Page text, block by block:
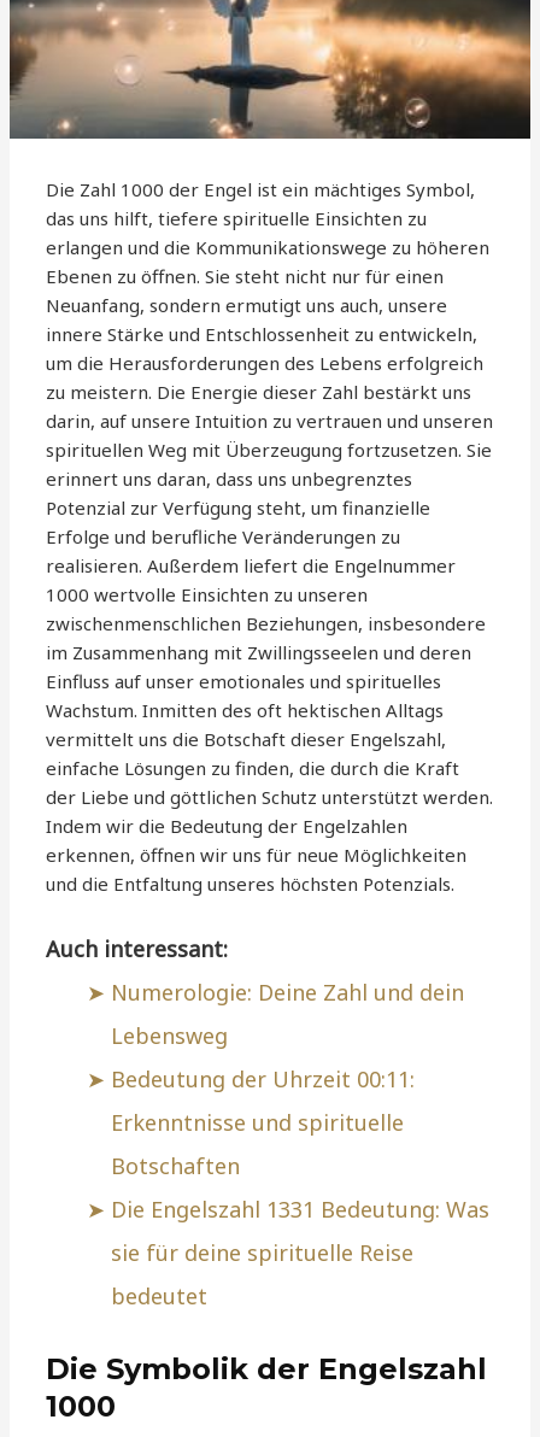
Die Zahl 1000 der Engel ist ein mächtiges Symbol,
das uns hilft, tiefere spirituelle Einsichten zu
erlangen und die Kommunikationswege zu höheren
Ebenen zu öffnen. Sie steht nicht nur für einen
Neuanfang, sondern ermutigt uns auch, unsere
innere Stärke und Entschlossenheit zu entwickeln,
um die Herausforderungen des Lebens erfolgreich
zu meistern. Die Energie dieser Zahl bestärkt uns
darin, auf unsere Intuition zu vertrauen und unseren
spirituellen Weg mit Überzeugung fortzusetzen. Sie
erinnert uns daran, dass uns unbegrenztes
Potenzial zur Verfügung steht, um finanzielle
Erfolge und berufliche Veränderungen zu
realisieren. Außerdem liefert die Engelnummer
1000 wertvolle Einsichten zu unseren
zwischenmenschlichen Beziehungen, insbesondere
im Zusammenhang mit Zwillingsseelen und deren
Einfluss auf unser emotionales und spirituelles
Wachstum. Inmitten des oft hektischen Alltags
vermittelt uns die Botschaft dieser Engelszahl,
einfache Lösungen zu finden, die durch die Kraft
der Liebe und göttlichen Schutz unterstützt werden.
Indem wir die Bedeutung der Engelzahlen
erkennen, öffnen wir uns für neue Möglichkeiten
und die Entfaltung unseres höchsten Potenzials.
Auch interessant:
Numerologie: Deine Zahl und dein
Lebensweg
Bedeutung der Uhrzeit 00:11:
Erkenntnisse und spirituelle
Botschaften
Die Engelszahl 1331 Bedeutung: Was
sie für deine spirituelle Reise
bedeutet
Die Symbolik der Engelszahl
1000